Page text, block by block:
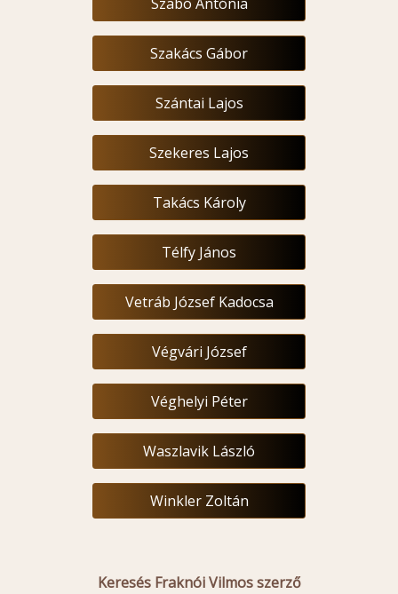
Szakács Gábor
Szántai Lajos
Szekeres Lajos
Takács Károly
Télfy János
Vetráb József Kadocsa
Végvári József
Véghelyi Péter
Waszlavik László
Winkler Zoltán
Keresés Fraknói Vilmos szerző